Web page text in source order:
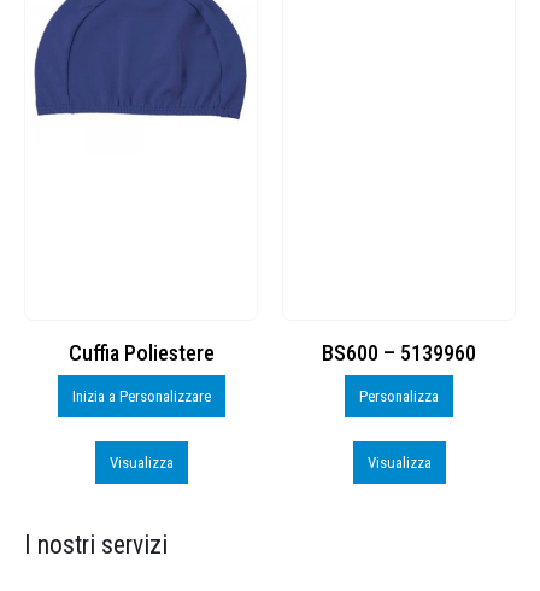
Cuffia Poliestere
Inizia a Personalizzare
Visualizza
BS600 – 5139960
Personalizza
Visualizza
I nostri servizi